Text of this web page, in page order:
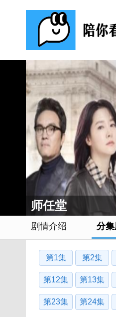
师任堂
剧情介绍 分
第1集 第2集
第12集 第13集
第23集 第24集